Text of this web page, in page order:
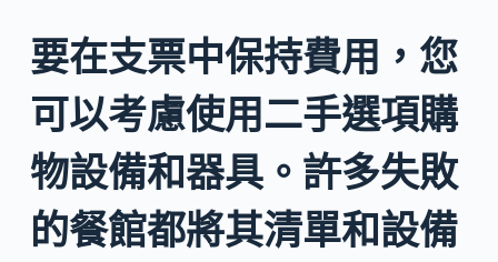
要在支票中保持費用，您
可以考慮使用二手選項購
物設備和器具。許多失敗
的餐館都將其清單和設備